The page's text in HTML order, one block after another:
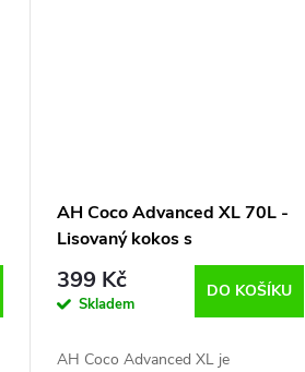
AH Coco Advanced XL 70L -
Lisovaný kokos s
trichodermou
399 Kč
Skladem
DO KOŠÍKU
AH Coco Advanced XL je